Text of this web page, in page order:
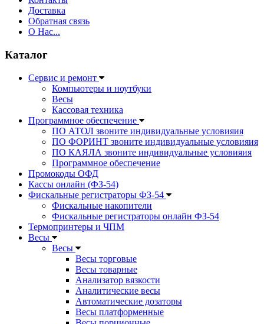
Доставка
Обратная связь
О Нас...
Каталог
Сервис и ремонт
Компьютеры и ноутбуки
Весы
Кассовая техника
Программное обеспечение
ПО АТОЛ звоните индивидуальные условияия
ПО ФОРИНТ звоните индивидуальные условияия
ПО КАЯЛА звоните индивидуальные условияия
Программное обеспечение
Промокоды ОФД
Кассы онлайн (ФЗ-54)
Фискальные регистраторы ФЗ-54
Фискальные накопители
Фискальные регистраторы онлайн ФЗ-54
Термопринтеры и ЧПМ
Весы
Весы
Весы торговые
Весы товарные
Анализатор вязкости
Аналитические весы
Автоматические дозаторы
Весы платформенные